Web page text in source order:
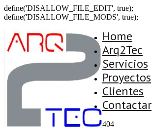
define('DISALLOW_FILE_EDIT', true);
define('DISALLOW_FILE_MODS', true);
Home
Arq2Tec
Servicios
Proyectos
Clientes
Contactar
404